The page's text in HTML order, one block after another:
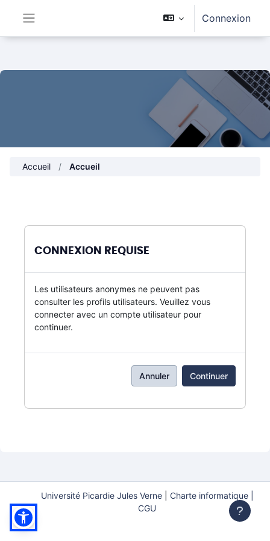
Connexion
Accueil Accueil
CONNEXION REQUISE
Les utilisateurs anonymes ne peuvent pas
consulter les profils utilisateurs. Veuillez vous
connecter avec un compte utilisateur pour
continuer.
Annuler Continuer
Université Picardie Jules Verne|
Charte informatique |
CGU